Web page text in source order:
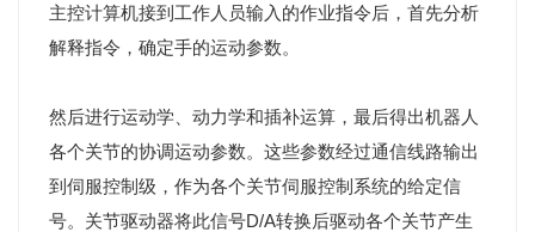
主控计算机接到工作人员输入的作业指令后，首先分析
解释指令，确定手的运动参数。
然后进行运动学、动力学和插补运算，最后得出机器人
各个关节的协调运动参数。这些参数经过通信线路输出
到伺服控制级，作为各个关节伺服控制系统的给定信
号。关节驱动器将此信号D/A转换后驱动各个关节产生